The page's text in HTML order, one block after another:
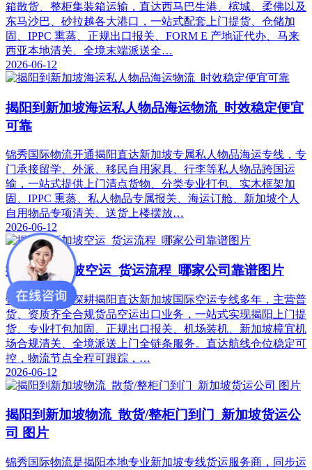
箱散货、整柜集装箱运输，直达西马巴生港、槟城、柔佛以及
东马沙巴、砂拉越各大港口，一站式配套上门提货、仓储加
固、IPPC 熏蒸、正规出口报关、FORM E 产地证代办、马来
西亚本地清关、全境末端派送全…
2026-06-12
揭阳到新加坡海运私人物品海运物流_时效稳定便宜
可靠
锦秀国际物流开通揭阳直达新加坡专属私人物品海运专线，专
门承接留学、外派、移民自用家具、行李等私人物品跨国运
输，一站式提供上门清点货物、分类专业打包、实木框架加
固、IPPC 熏蒸、私人物品专属报关、海运订舱、新加坡个人
自用物品专项清关、送货上楼摆放…
2026-06-12
揭阳到新加坡空运_货运流程_哪家公司靠谱图片
锦秀国际物流深耕揭阳直达新加坡国际空运专线多年，主营普
货、资质齐全合规货品空运出口业务，一站式实现揭阳上门提
货、专业打包加固、正规出口报关、机场装机、新加坡樟宜机
场合规清关、全境派送上门全链条服务。直达航线仓位稳定可
控，物流节点全程可跟踪，…
2026-06-12
揭阳到新加坡物流_散货/整柜门到门_新加坡货运公
司 图片
锦秀国际物流是揭阳本地专业新加坡专线货运服务商，同步运